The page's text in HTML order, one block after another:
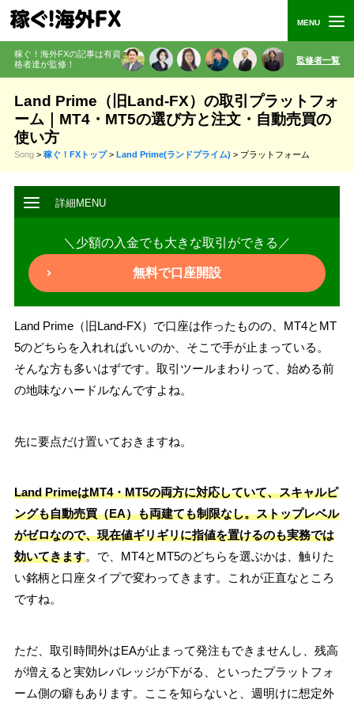
稼ぐ！海外FXの記事は有資
格者達が監修 ！ 監修者一覧
Land Prime（旧Land-FX）の取引プラットフォ
ーム｜MT4・MT5の選び方と注文・自動売買の
使い方
Song > 稼ぐ！FXトップ> Land Prime(ランドプライム) > プラットフォーム
＼少額の入金でも大きな取引ができる／
無料で口座開設
Land Prime（旧Land-FX）で口座は作ったものの、MT4とMT
5のどちらを入れればいいのか、そこで手が止まっている。
そんな方も多いはずです。取引ツールまわりって、始める前
の地味なハードルなんですよね。
先に要点だけ置いておきますね。
Land PrimeはMT4・MT5の両方に対応していて、スキャルピ
ングも自動売買（EA）も両建ても制限なし。ストップレベル
がゼロなので、現在値ギリギリに指値を置けるのも実務では
効いてきます。で、MT4とMT5のどちらを選ぶかは、触りた
い銘柄と口座タイプで変わってきます。これが正直なところ
ですね。
ただ、取引時間外はEAが止まって発注もできませんし、残高
が増えると実効レバレッジが下がる、といったプラットフォ
ーム側の癖もあります。ここを知らないと、週明けに想定外